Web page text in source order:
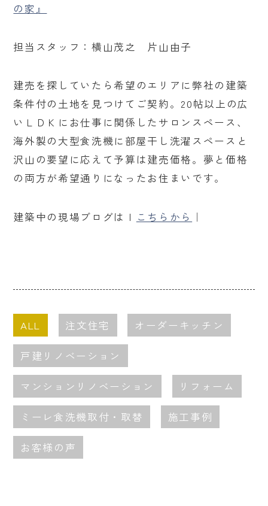
の家』
担当スタッフ：横山茂之 片山由子
建売を探していたら希望のエリアに弊社の建築
条件付の土地を見つけてご契約。20帖以上の広
いＬＤＫにお仕事に関係したサロンスペース、
海外製の大型食洗機に部屋干し洗濯スペースと
沢山の要望に応えて予算は建売価格。夢と価格
の両方が希望通りになったお住まいです。
建築中の現場ブログはｌ こちらから ｜
ALL 注文住宅 オーダーキッチン
戸建リノベーション
マンションリノベーション リフォーム
ミーレ食洗機取付・取替 施工事例
お客様の声